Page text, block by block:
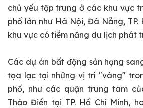
chủ yếu tập trung ở các khu vực
phố lớn như Hà Nội, Đà Nẵng, TP.
khu vực có tiềm năng du lịch phát
Các dự án bất động sản hạng
tọa lạc tại những vị trí "vàng"
phố, như các quận trung tâm
Thảo Điền tại TP. Hồ Chí Minh,